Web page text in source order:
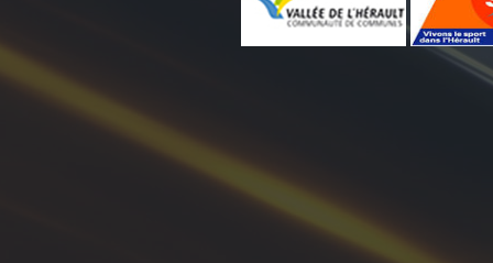
PASSE TEMPS - LE FIL DU TEMPS QUI PASSE